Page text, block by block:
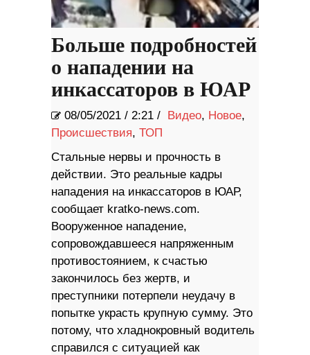
Больше подробностей
о нападении на
инкассаторов в ЮАР
08/05/2021 / 2:21 / Видео, Новое,
Происшествия, ТОП
Стальные нервы и прочность в
действии. Это реальные кадры
нападения на инкассаторов в ЮАР,
сообщает kratko-news.com.
Вооруженное нападение,
сопровождавшееся напряженным
противостоянием, к счастью
закончилось без жертв, и
преступники потерпели неудачу в
попытке украсть крупную сумму. Это
потому, что хладнокровный водитель
справился с ситуацией как